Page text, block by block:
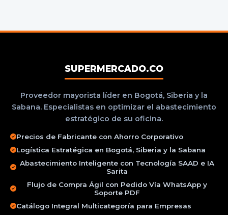
SUPERMERCADO.CO
Proveedor mayorista líder en Bogotá, Siberia y la
Sabana. Especialistas en optimizar el abastecimiento
estratégico de su oficina.
Precios de Fabricante con Ahorro Corporativo
Logística Estratégica en Bogotá, Siberia y la Sabana
Abastecimiento Inteligente con Tecnología SAAD e IA
Sarita
Flujo de Compra Ágil con Pedido Vía WhatsApp y
Soporte PDF
Catálogo Integral Multicategoría para Empresas